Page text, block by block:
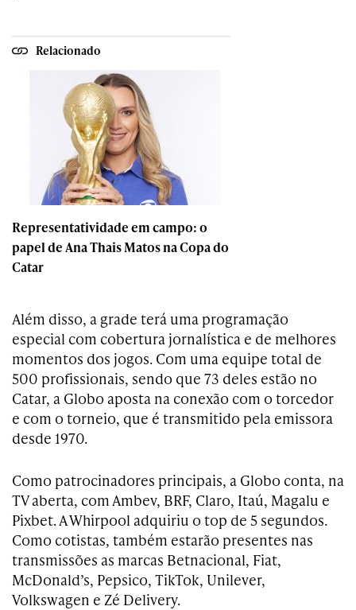
Relacionado
Representatividade em campo: o
papel de Ana Thais Matos na Copa do
Catar
Além disso, a grade terá uma programação
especial com cobertura jornalística e de melhores
momentos dos jogos. Com uma equipe total de
500 profissionais, sendo que 73 deles estão no
Catar, a Globo aposta na conexão com o torcedor
e com o torneio, que é transmitido pela emissora
desde 1970.
Como patrocinadores principais, a Globo conta, na
TV aberta, com Ambev, BRF, Claro, Itaú, Magalu e
Pixbet. A Whirpool adquiriu o top de 5 segundos.
Como cotistas, também estarão presentes nas
transmissões as marcas Betnacional, Fiat,
McDonald’s, Pepsico, TikTok, Unilever,
Volkswagen e Zé Delivery.